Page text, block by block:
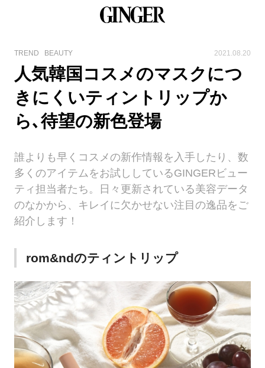
TREND BEAUTY 2021.08.20
人気韓国コスメのマスクにつ
きにくいティントリップか
ら､待望の新色登場
誰よりも早くコスメの新作情報を入手したり、数
多くのアイテムをお試ししているGINGERビュー
ティ担当者たち。日々更新されている美容データ
のなかから、キレイに欠かせない注目の逸品をご
紹介します！
rom&ndのティントリップ